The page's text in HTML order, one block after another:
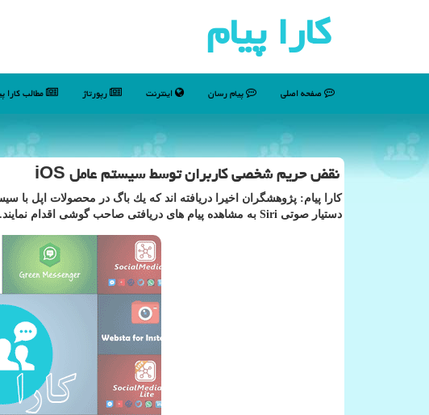
كارا پیام
صفحه اصلی پیام رسان اینترنت رپورتاژ مطالب كارا
نقض حریم شخصی كاربران توسط سیستم عامل iOS
دستیار صوتی Siri به مشاهده پیام های دریافتی صاحب گوشی اقدام نمایند.